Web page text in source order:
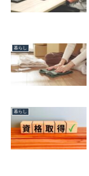
暮らし
暮らし